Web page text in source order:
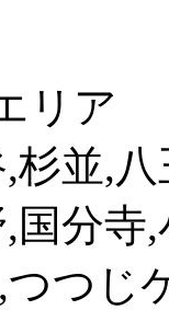
リア
杉並,
国分
つじ